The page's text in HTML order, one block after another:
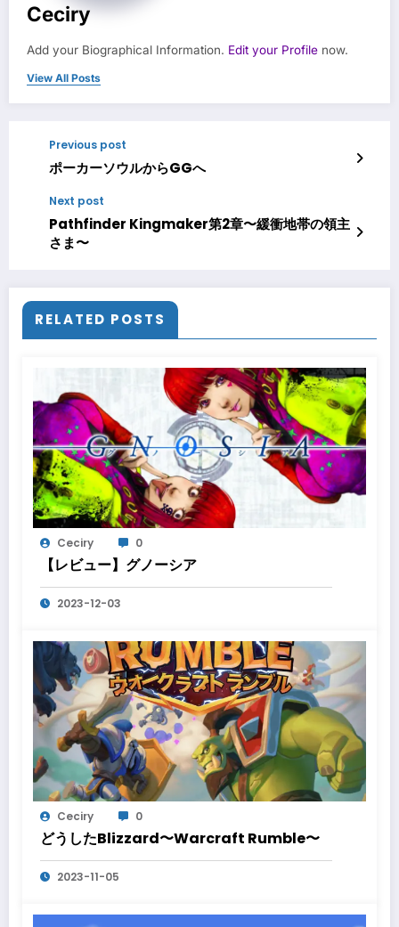
Ceciry
Add your Biographical Information. Edit your Profile now.
View All Posts
Previous post
ポーカーソウルからGGへ
Next post
Pathfinder Kingmaker第2章〜緩衝地帯の領主
さま〜
RELATED POSTS
Ceciry 0
【レビュー】グノーシア
2023-12-03
Ceciry 0
どうしたBlizzard〜Warcraft Rumble〜
2023-11-05